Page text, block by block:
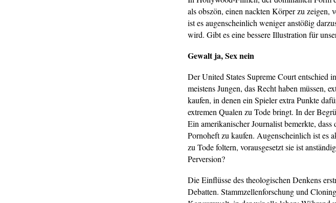
als obszön, einen nackten Körper zu zeigen,
ist es augenscheinlich weniger anstößig
wird. Gibt es eine bessere Illustration für
Gewalt ja, Sex nein
Der United States Supreme Court entschied
meistens Jungen, das Recht haben müssen,
kaufen, in denen ein Spieler extra Punkte
extremen Qualen zu Tode bringt. In der
Ein amerikanischer Journalist bemerkte,
Pornoheft zu kaufen. Augenscheinlich ist es
zu Tode foltern, vorausgesetzt sie ist
Perversion?
Die Einflüsse des theologischen Denkens
Debatten. Stammzellenforschung und